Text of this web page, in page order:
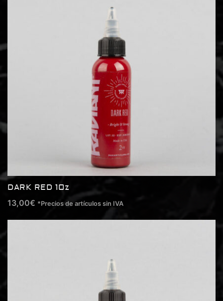
DARK RED 1Oz
13,00€ *Precios de artículos sin IVA